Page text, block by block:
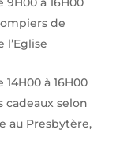
de
l’Eglise
à 16H00
cadeaux selon
au Presbytère,